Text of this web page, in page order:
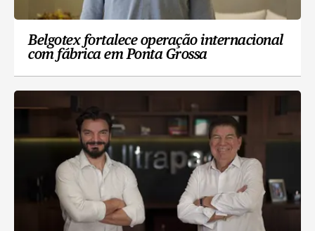
Belgotex fortalece operação internacional
com fábrica em Ponta Grossa